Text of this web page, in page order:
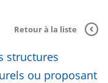
Retour à la liste
structures
ou proposant